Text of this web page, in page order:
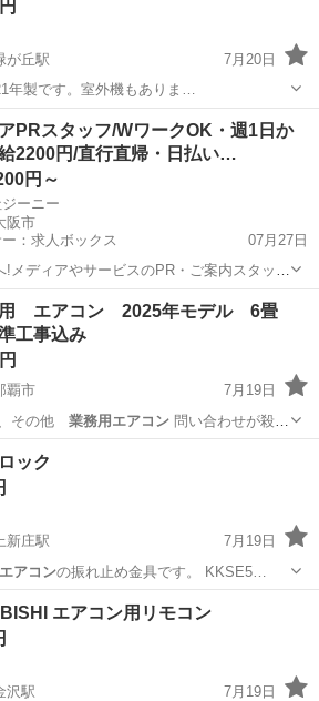
が丘駅
7月20日
製です。室外機もありま…
駅 季節、空調家電
PRスタッフ/WワークOK・週1日か
2200円/直行直帰・日払い…
円～
ーニー
阪市
：求人ボックス
07月27日
!メディアやサービスのPR・ご案内スタッフ
立しながら、新しい収入源をつくりたい
に合う働き方を見つけたい 」 そんな想い
っかり...
委託
用 エアコン 2025年モデル 6畳
工事込み
覇市
7月19日
その他 業務用エアコン問い合わせが殺到
空調家電
ック
新庄駅
7月19日
アコン の振れ止め金具です。 KKSE5…
季節、空調家電
エアコン用リモコン
沢駅
7月19日